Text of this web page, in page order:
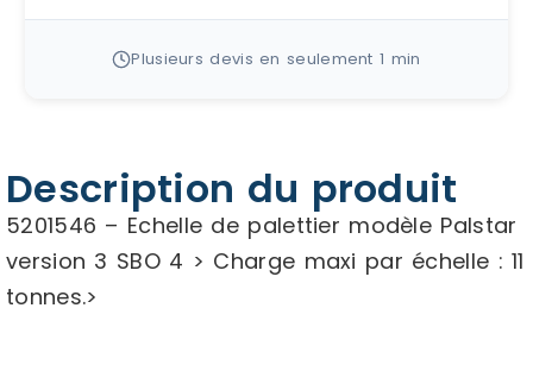
Plusieurs devis en seulement 1 min
Description du produit
5201546 – Echelle de palettier modèle Palstar
version 3 SBO 4 > Charge maxi par échelle : 11
tonnes.>